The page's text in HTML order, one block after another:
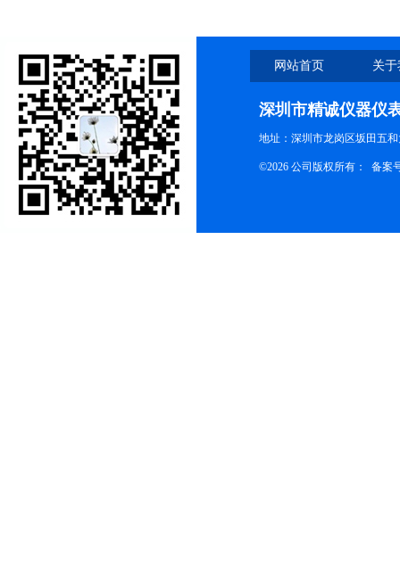
网站首页 关
深圳市精诚仪器仪
地址：深圳市龙岗区坂田五
©2026 公司版权所有： 备案